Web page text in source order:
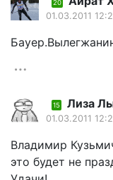
20
01.03.2011
15 Лиза
01.03.2011
Владимир
это будет не